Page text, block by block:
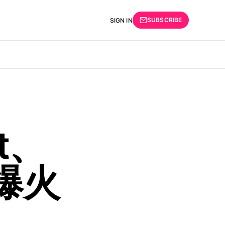
SIGN IN SUBSCRIBE
火